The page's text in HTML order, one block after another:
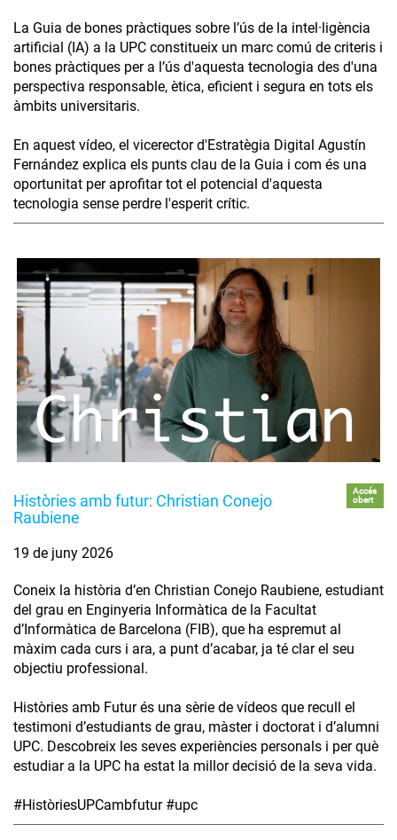
La Guia de bones pràctiques sobre l’ús de la intel·ligència
artificial (IA) a la UPC constitueix un marc comú de criteris i
bones pràctiques per a l’ús d'aquesta tecnologia des d'una
perspectiva responsable, ètica, eficient i segura en tots els
àmbits universitaris.
En aquest vídeo, el vicerector d'Estratègia Digital Agustín
Fernández explica els punts clau de la Guia i com és una
oportunitat per aprofitar tot el potencial d'aquesta
tecnologia sense perdre l'esperit crític.
Històries amb futur: Christian Conejo
Raubiene
Accés
obert
19 de juny 2026
Coneix la història d’en Christian Conejo Raubiene, estudiant
del grau en Enginyeria Informàtica de la Facultat
d’Informàtica de Barcelona (FIB), que ha espremut al
màxim cada curs i ara, a punt d’acabar, ja té clar el seu
objectiu professional.
Històries amb Futur és una sèrie de vídeos que recull el
testimoni d’estudiants de grau, màster i doctorat i d’alumni
UPC. Descobreix les seves experiències personals i per què
estudiar a la UPC ha estat la millor decisió de la seva vida.
#HistòriesUPCambfutur #upc